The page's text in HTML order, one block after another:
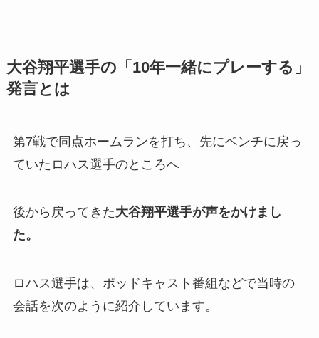
大谷翔平選手の「10年一緒にプレーする」
発言とは
第7戦で同点ホームランを打ち、先にベンチに戻っ
ていたロハス選手のところへ
後から戻ってきた大谷翔平選手が声をかけまし
た。
ロハス選手は、ポッドキャスト番組などで当時の
会話を次のように紹介しています。